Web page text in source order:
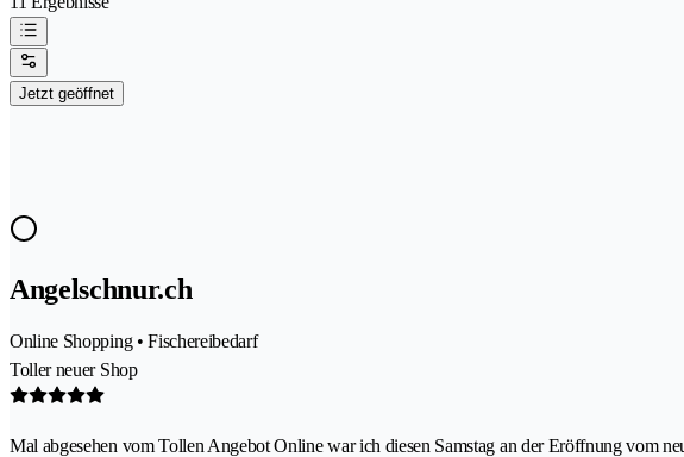
Jetzt geöffnet
Angelschnur.ch
Online Shopping • Fischereibedarf
Toller neuer Shop
Mal abgesehen vom Tollen Angebot Online war ich diesen Samstag an der Eröffnung vom